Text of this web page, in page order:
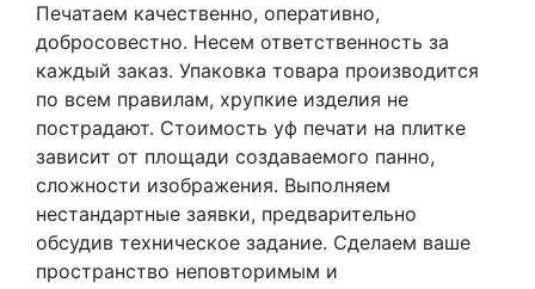
Печатаем качественно, оперативно,
добросовестно. Несем ответственность за
каждый заказ. Упаковка товара производится
по всем правилам, хрупкие изделия не
пострадают. Стоимость уф печати на плитке
зависит от площади создаваемого панно,
сложности изображения. Выполняем
нестандартные заявки, предварительно
обсудив техническое задание. Сделаем ваше
пространство неповторимым и